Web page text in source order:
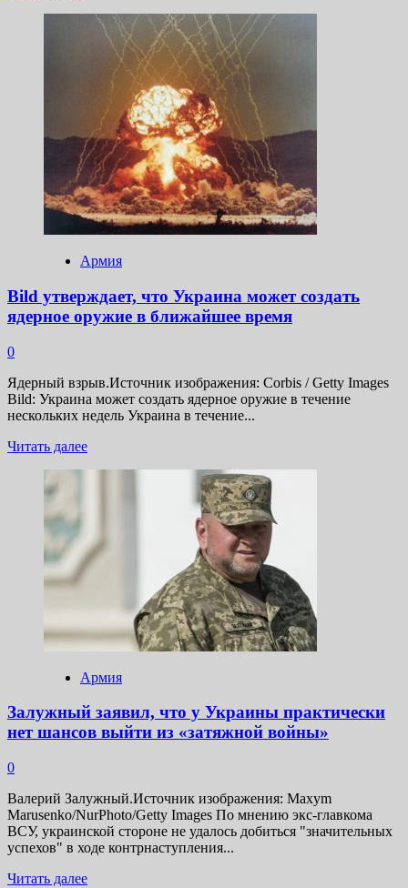
западных
оценок
вырисовывается
надвигающаяся
военная
катастрофа
для
Украины
(Military
Watch
Magazine,
США)
Армия
Bild утверждает, что Украина может создать
ядерное оружие в ближайшее время
0
Ядерный взрыв.Источник изображения: Corbis / Getty Images
Bild: Украина может создать ядерное оружие в течение
нескольких недель Украина в течение...
Читать далееПрочитать
Украина
может
оружие
ближайшее
Армия
Залужный заявил, что у Украины практически
нет шансов выйти из «затяжной войны»
0
Валерий Залужный.Источник изображения: Maxym
Marusenko/NurPhoto/Getty Images По мнению экс-главкома
ВСУ, украинской стороне не удалось добиться "значительных
успехов" в ходе контрнаступления...
Читать далееПрочитать